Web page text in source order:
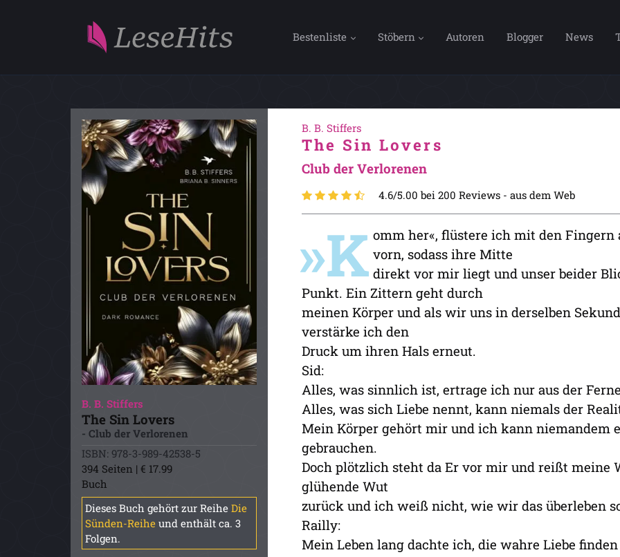
Bestenliste Stöbern Autoren Blogger News
B. B. Stiffers
The Sin Lovers
- Club der Verlorenen
ISBN: 978-3-989-42538-5
394 Seiten | € 17.99
Buch
Dieses Buch gehört zur Reihe Die
Sünden-Reihe und enthält ca. 3
Folgen.
B. B. Stiffers
The Sin Lovers
Club der Verlorenen
4.6/5.00 bei 200 Reviews - aus dem Web
»K omm her«, flüstere ich mit den
vorn, sodass ihre Mitte
direkt vor mir liegt und unser beider
Punkt. Ein Zittern geht durch
meinen Körper und als wir uns in derselben
verstärke ich den
Druck um ihren Hals erneut.
Sid:
Alles, was sinnlich ist, ertrage ich nur aus der
Alles, was sich Liebe nennt, kann niemals der
Mein Körper gehört mir und ich kann niemandem
gebrauchen.
Doch plötzlich steht da Er vor mir und reißt meine
glühende Wut
zurück und ich weiß nicht, wie wir das überleben
Railly:
Mein Leben lang dachte ich, die wahre Liebe